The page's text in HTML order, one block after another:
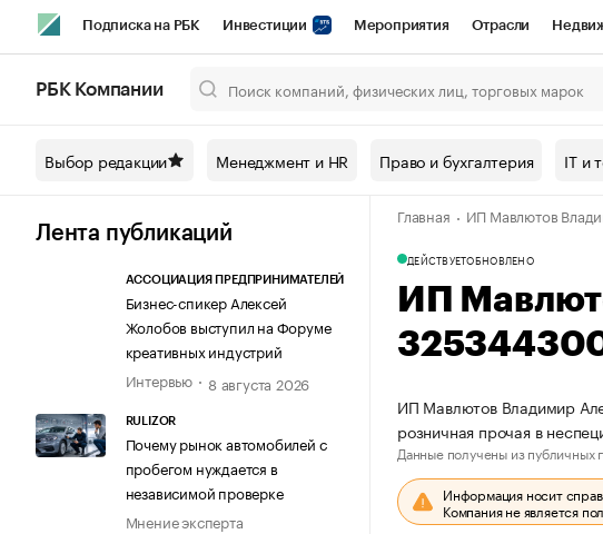
Подписка на РБК Инвестиции Мероприятия Отрасли
Спецпроекты СПб Конференции СПб Спецпроекты Проверка
Технологии и медиа Рынок наличной валюты
РБК Компании
Выбор редакции Менеджмент и HR Право и бухгалтерия IT и
Лента публикаций
АССОЦИАЦИЯ ПРЕДПРИНИМАТЕЛЕЙ
Бизнес-спикер Алексей
Жолобов выступил на Форуме
креативных индустрий
Интервью
8 августа 2026
RULIZOR
Почему рынок автомобилей с
пробегом нуждается в
независимой проверке
Мнение эксперта
Главная ИП Мавлютов
ДЕЙСТВУЕТОБНОВЛЕНО
ИП
ИП Мавлютов Владимир
розничная прочая в
Данные получены из публичных
Информация носит
Компания не является